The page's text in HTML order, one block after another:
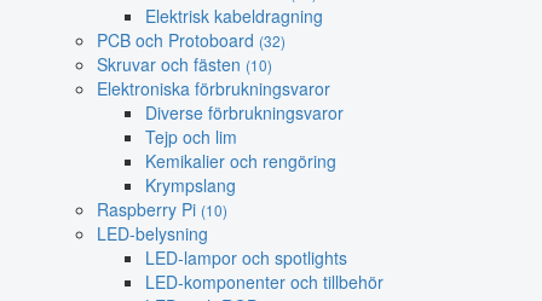
Elektrisk kabeldragning
PCB och Protoboard (32)
Skruvar och fästen (10)
Elektroniska förbrukningsvaror
Diverse förbrukningsvaror
Tejp och lim
Kemikalier och rengöring
Krympslang
Raspberry Pi (10)
LED-belysning
LED-lampor och spotlights
LED-komponenter och tillbehör